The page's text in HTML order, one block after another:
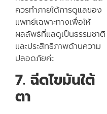
ควรทำภายใต้การดูแลของ
แพทย์เฉพาะทางเพื่อให้
ผลลัพธ์ที่แลดูเป็นธรรมชาติ
และประสิทธิภาพด้านความ
ปลอดภัยค่ะ
7. ฉีดไขมันใต้
ตา